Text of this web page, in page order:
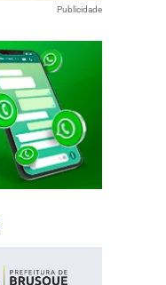
Publicidade